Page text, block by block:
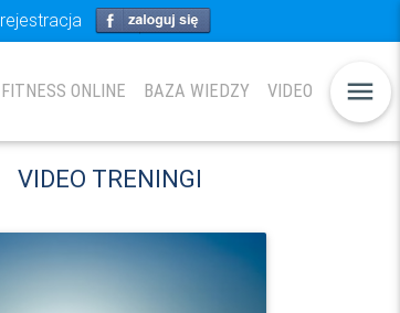
rejestracja
FITNESS ONLINE BAZA WIEDZY VIDEO menu
VIDEO TRENINGI